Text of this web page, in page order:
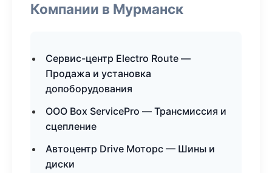
Компании в Мурманск
Сервис-центр Electro Route —
Продажа и установка
допоборудования
ООО Box ServicePro — Трансмиссия и
сцепление
Автоцентр Drive Моторс — Шины и
диски